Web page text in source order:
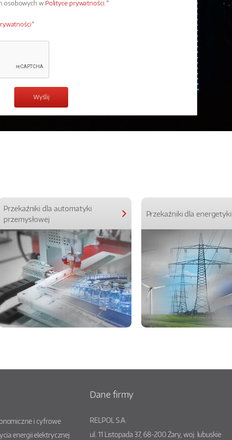
osobowych w Polityce prywatności.*
*
Przekaźniki dla automatyki
przemysłowej
Przekaźniki dla energetyki
i cyfrowe
energii elektrycznej
Dane firmy
RELPOL S.A.
ul. 11 Listopada 37,68-200Żary, woj. lubuskie